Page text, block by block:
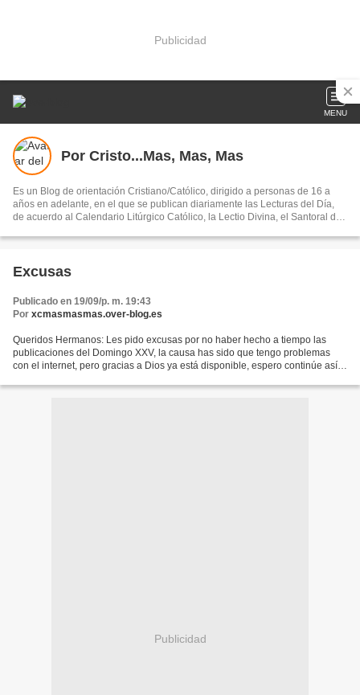
Publicidad
MENU
Por Cristo...Mas, Mas, Mas
Es un Blog de orientación Cristiano/Católico, dirigido a personas de 16 a
años en adelante, en el que se publican diariamente las Lecturas del Día,
de acuerdo al Calendario Litúrgico Católico, la Lectio Divina, el Santoral del
de orientación espiritual y moral.
Excusas
Publicado en 19/09/p. m. 19:43
Por xcmasmasmas.over-blog.es
Queridos Hermanos: Les pido excusas por no haber hecho a tiempo las
publicaciones del Domingo XXV, la causa has sido que tengo problemas
con el internet, pero gracias a Dios ya está disponible, espero continúe así
Publicidad